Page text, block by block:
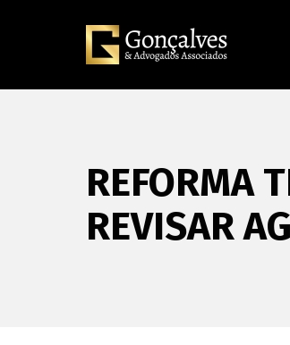
REFORMA
REVISAR